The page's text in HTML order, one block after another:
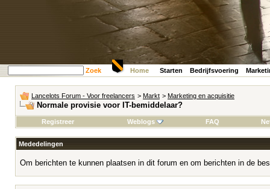
Zoek Home Starten Bedrijfsvoering
Lancelots Forum - Voor freelancers > Markt > Marketing en acquisitie
Normale provisie voor IT-bemiddelaar?
Registreer Weblogs FAQ
Mededelingen
Om berichten te kunnen plaatsen in dit forum en om berichten in de